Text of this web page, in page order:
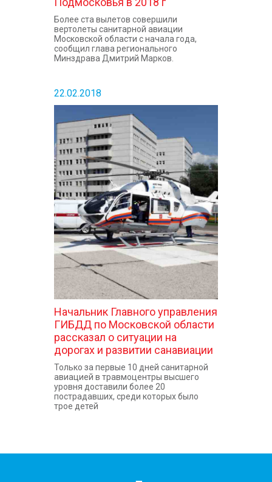
Более ста вылетов совершили
вертолеты санитарной авиации
Московской области с начала года,
сообщил глава регионального
Минздрава Дмитрий Марков.
22.02.2018
Начальник Главного управления
ГИБДД по Московской области
рассказал о ситуации на
дорогах и развитии санавиации
Только за первые 10 дней санитарной
авиацией в травмоцентры высшего
уровня доставили более 20
пострадавших, среди которых было
трое детей